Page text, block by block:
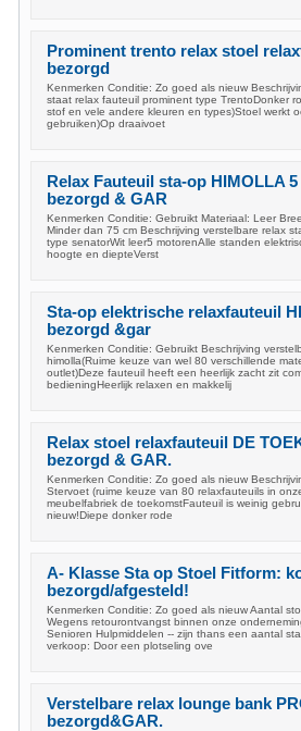
Prominent trento relax stoel
bezorgd
Kenmerken Conditie: Zo goed als nieuw
staat relax fauteuil prominent type TrentoDonker
stof en vele andere kleuren en types)Stoel werkt
gebruiken)Op draaivoet
Relax Fauteuil sta-op HIMOLLA
bezorgd & GAR
Kenmerken Conditie: Gebruikt Materiaal: Leer
Minder dan 75 cm Beschrijving verstelbare relax
type senatorWit leer5 motorenAlle standen
hoogte en diepteVerst
Sta-op elektrische relaxfauteuil
bezorgd &gar
Kenmerken Conditie: Gebruikt Beschrijving
himolla(Ruime keuze van wel 80 verschillende
outlet)Deze fauteuil heeft een heerlijk zacht zit
bedieningHeerlijk relaxen en makkelij
Relax stoel relaxfauteuil DE
bezorgd & GAR.
Kenmerken Conditie: Zo goed als nieuw
Stervoet (ruime keuze van 80 relaxfauteuils in
meubelfabriek de toekomstFauteuil is weinig
nieuw!Diepe donker rode
A- Klasse Sta op Stoel Fitform:
bezorgd/afgesteld!
Kenmerken Conditie: Zo goed als nieuw Aantal
Wegens retourontvangst binnen onze
Senioren Hulpmiddelen -- zijn thans een aantal
verkoop: Door een plotseling ove
Verstelbare relax lounge bank
bezorgd&GAR.